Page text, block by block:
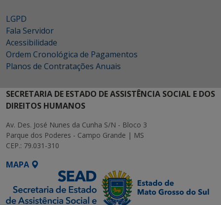
LGPD
Fala Servidor
Acessibilidade
Ordem Cronológica de Pagamentos
Planos de Contratações Anuais
SECRETARIA DE ESTADO DE ASSISTÊNCIA SOCIAL E DOS
DIREITOS HUMANOS
Av. Des. José Nunes da Cunha S/N - Bloco 3
Parque dos Poderes - Campo Grande | MS
CEP.: 79.031-310
MAPA